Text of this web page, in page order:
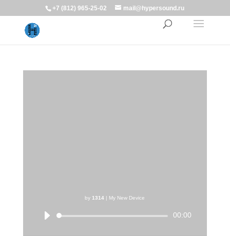
+7 (812) 965-25-02 mail@hypersound.ru
by 1314 | My New Device
Аудиоплеер 00:00